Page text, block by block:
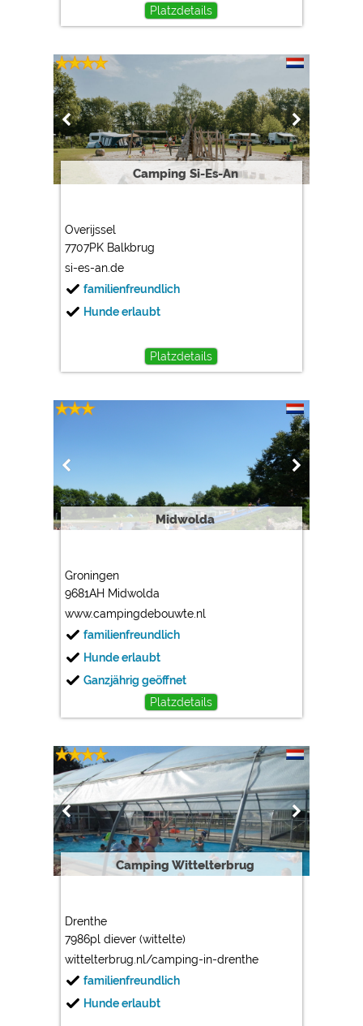
Platzdetails
Camping Si-Es-An
Overijssel
7707PK Balkbrug
si-es-an.de
familienfreundlich
Hunde erlaubt
Platzdetails
Midwolda
Groningen
9681AH Midwolda
www.campingdebouwte.nl
familienfreundlich
Hunde erlaubt
Ganzjährig geöffnet
Platzdetails
Camping Wittelterbrug
Drenthe
7986pl diever (wittelte)
wittelterbrug.nl/camping-in-drenthe
familienfreundlich
Hunde erlaubt